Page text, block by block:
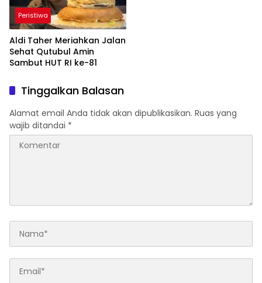
Peristiwa
Aldi Taher Meriahkan Jalan
Sehat Qutubul Amin
Sambut HUT RI ke-81
Tinggalkan Balasan
Alamat email Anda tidak akan dipublikasikan. Ruas yang
wajib ditandai *